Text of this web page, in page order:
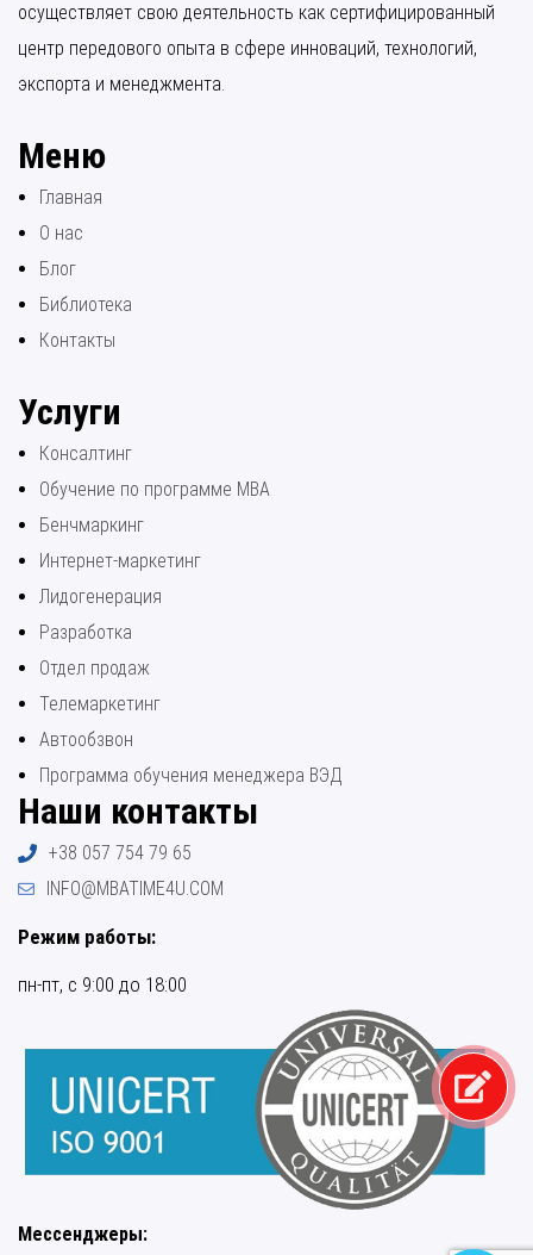
осуществляет свою деятельность как сертифицированный
центр передового опыта в сфере инноваций, технологий,
экспорта и менеджмента.
Меню
Главная
О нас
Блог
Библиотека
Контакты
Услуги
Консалтинг
Обучение по программе МВА
Бенчмаркинг
Интернет-маркетинг
Лидогенерация
Разработка
Отдел продаж
Телемаркетинг
Автообзвон
Программа обучения менеджера ВЭД
Наши контакты
+38 057 754 79 65
INFO@MBATIME4U.COM
Режим работы:
пн-пт, с 9:00 до 18:00
Мессенджеры: